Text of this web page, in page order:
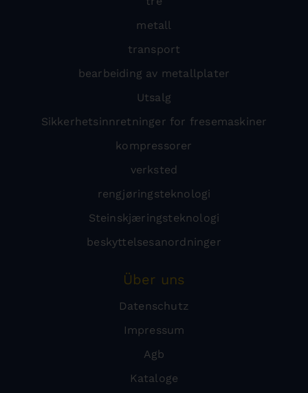
metall
transport
bearbeiding av metallplater
Utsalg
Sikkerhetsinnretninger for fresemaskiner
kompressorer
verksted
rengjøringsteknologi
Steinskjæringsteknologi
beskyttelsesanordninger
Über uns
Datenschutz
Impressum
Agb
Kataloge